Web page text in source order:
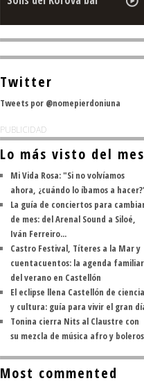
Twitter
Tweets por @nomepierdoniuna
PUBLICIDAD
Lo más visto del mes
Mi Vida Rosa: "Si no volvíamos
ahora, ¿cuándo lo íbamos a
La guía de conciertos para
de mes: del Arenal Sound a Siloé,
Iván Ferreiro...
Castro Festival, Títeres a la Mar y
cuentacuentos: la agenda familiar
del verano en Castellón
El eclipse llena Castellón de ciencia
y cultura: guía para vivir el gran
Tonina cierra Nits al Claustre con
su mezcla de música afro y boleros
Most commented